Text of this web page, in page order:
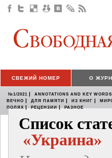
СВЕЖИЙ НОМЕР О
№1/2021 | ANNOTATIONS AND KEY WORDS
ВЕЧНО | ДЛЯ ПАМЯТИ | ИЗ КНИГ |
ПОЛЯХ | РЕЦЕНЗИИ | РАЗНОЕ
Список
«Украина»